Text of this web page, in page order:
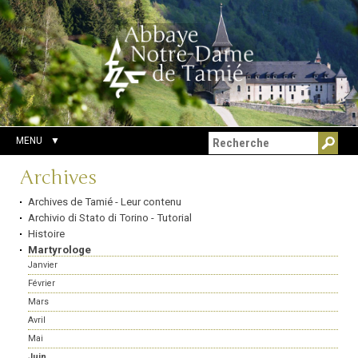
Aller
au
contenu.
|
Aller
à
la
navigation
Outils
personnels
Chercher par
Recherche
avancée…
MENU
Navigation
Archives
Archives de Tamié - Leur contenu
Archivio di Stato di Torino - Tutorial
Histoire
Martyrologe
Janvier
Février
Mars
Avril
Mai